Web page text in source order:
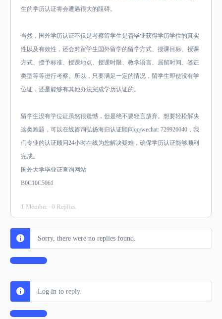
生的学历认证将会遭遇很大的阻碍。
当然，国外学历认证不仅是考察留学生是否毕业获得学历学位的真实
性以及有效性，还会对留学生国外留学的留学方式、授课目标、授课
方式、授予标准、授课地点、授课时限、教学语言、居留时间、签证
类型等等进行考察。所以，只要满足一定的情况，留学生即使没有学
位证，还是能够有其他办法完成学历认证的。
留学生没有学位证虽然很遗憾，但是绝不要轻言放弃。想要轻松解决
这类难题，可以在线咨询弘扬海归认证顾问qq/wechat: 729926040，我
们专业的认证顾问24小时在线为您解决疑难，确保学历认证能够顺利
完成。
国外大学毕业证查询网站
B0C10C5061
1 Member · 0 Replies
Sorry, there were no replies found.
Log In to Reply
Log in to reply.
Log In to Reply